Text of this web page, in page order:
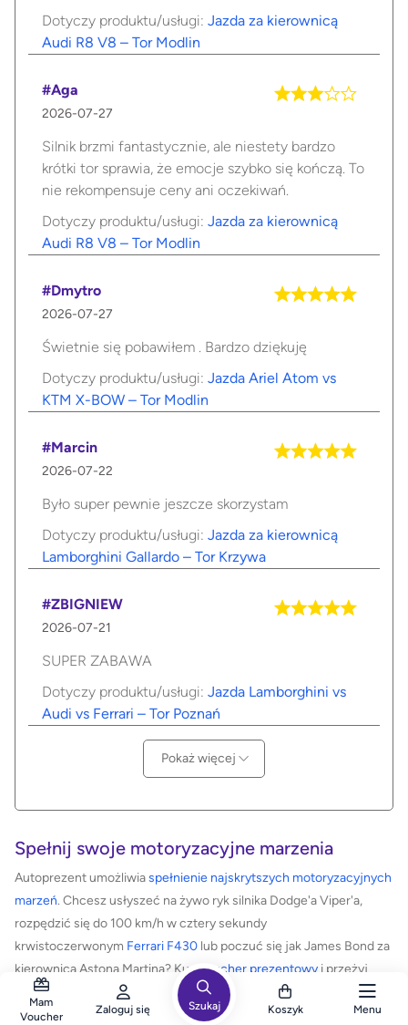
Mam
Voucher
Zaloguj się Szukaj Koszyk Menu
Dotyczy produktu/usługi: Jazda za kierownicą
Audi R8 V8 – Tor Modlin
#Aga
2026-07-27
Silnik brzmi fantastycznie, ale niestety bardzo
krótki tor sprawia, że emocje szybko się kończą. To
nie rekompensuje ceny ani oczekiwań.
Dotyczy produktu/usługi: Jazda za kierownicą
Audi R8 V8 – Tor Modlin
#Dmytro
2026-07-27
Świetnie się pobawiłem . Bardzo dziękuję
Dotyczy produktu/usługi: Jazda Ariel Atom vs
KTM X-BOW – Tor Modlin
#Marcin
2026-07-22
Było super pewnie jeszcze skorzystam
Dotyczy produktu/usługi: Jazda za kierownicą
Lamborghini Gallardo – Tor Krzywa
#ZBIGNIEW
2026-07-21
SUPER ZABAWA
Dotyczy produktu/usługi: Jazda Lamborghini vs
Audi vs Ferrari – Tor Poznań
Pokaż więcej
Spełnij swoje motoryzacyjne marzenia
Autoprezent umożliwiaspełnienie najskrytszych motoryzacyjnych
marzeń. Chcesz usłyszeć na żywo ryk silnika Dodge'a Viper'a,
rozpędzić się do 100 km/h w cztery sekundy
krwistoczerwonym Ferrari F430 lub poczuć się jak James Bond za
kierownicą Astona Martina? Kupvoucher prezentowy i przeżyj
niezapomniane emocje. To doskonała niespodzianka dla bliskich,
pozwalająca cieszyć się wrażeniami za kierownicąsuper